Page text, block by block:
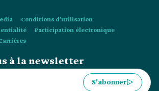
Conditions d’utilisation
Participation électronique
à la newsletter
S’abonner